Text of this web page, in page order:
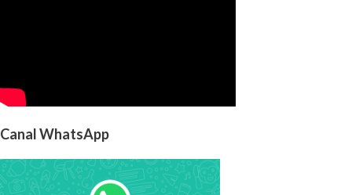
Canal WhatsApp